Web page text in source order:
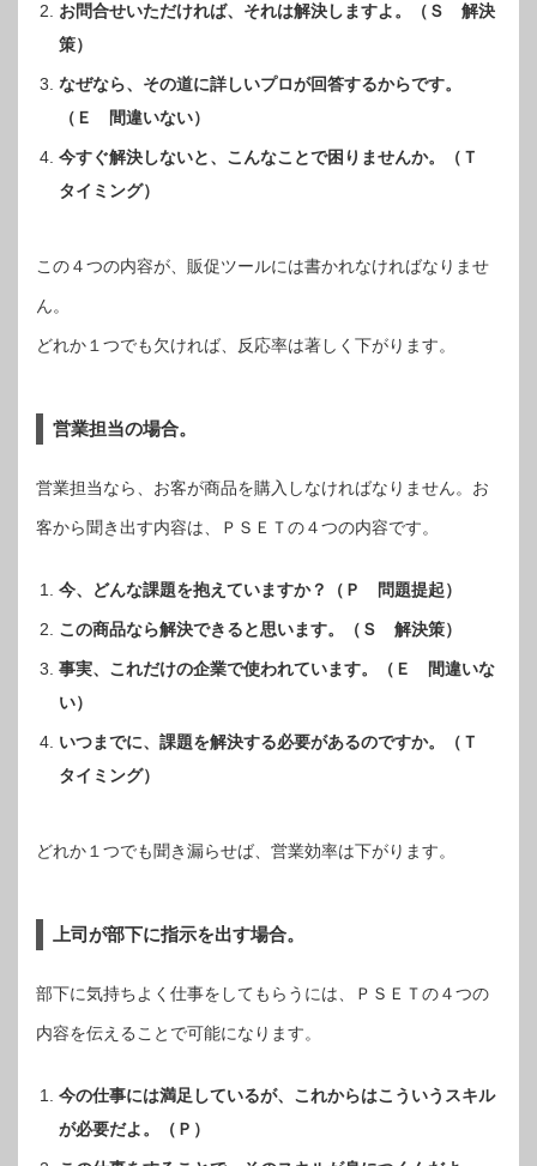
お問合せいただければ、それは解決しますよ。（Ｓ 解決
策）
なぜなら、その道に詳しいプロが回答するからです。
（Ｅ 間違いない）
今すぐ解決しないと、こんなことで困りませんか。（Ｔ
タイミング）
この４つの内容が、販促ツールには書かれなければなりませ
ん。
どれか１つでも欠ければ、反応率は著しく下がります。
営業担当の場合。
営業担当なら、お客が商品を購入しなければなりません。お
客から聞き出す内容は、ＰＳＥＴの４つの内容です。
今、どんな課題を抱えていますか？（Ｐ 問題提起）
この商品なら解決できると思います。（Ｓ 解決策）
事実、これだけの企業で使われています。（Ｅ 間違いな
い）
いつまでに、課題を解決する必要があるのですか。（Ｔ
タイミング）
どれか１つでも聞き漏らせば、営業効率は下がります。
上司が部下に指示を出す場合。
部下に気持ちよく仕事をしてもらうには、ＰＳＥＴの４つの
内容を伝えることで可能になります。
今の仕事には満足しているが、これからはこういうスキル
が必要だよ。（Ｐ）